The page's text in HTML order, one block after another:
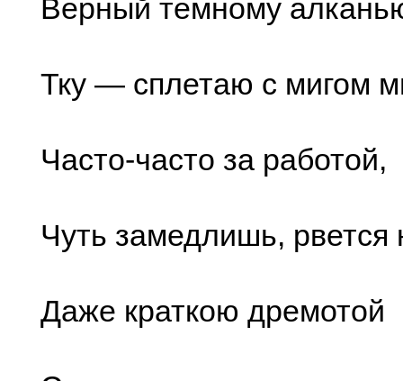
Верный темному
Тку — сплетаю с мигом
Часто-часто за работой,
Чуть замедлишь, рвется
Даже краткою дремотой